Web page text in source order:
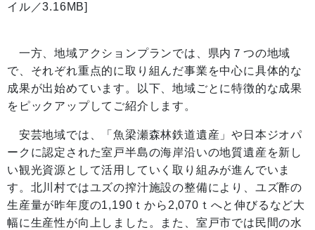
イル／3.16MB]
一方、地域アクションプランでは、県内７つの地域
で、それぞれ重点的に取り組んだ事業を中心に具体的な
成果が出始めています。以下、地域ごとに特徴的な成果
をピックアップしてご紹介します。
安芸地域では、「魚梁瀬森林鉄道遺産」や日本ジオパ
ークに認定された室戸半島の海岸沿いの地質遺産を新し
い観光資源として活用していく取り組みが進んでいま
す。北川村ではユズの搾汁施設の整備により、ユズ酢の
生産量が昨年度の1,190ｔから2,070ｔへと伸びるなど大
幅に生産性が向上しました。また、室戸市では民間の水